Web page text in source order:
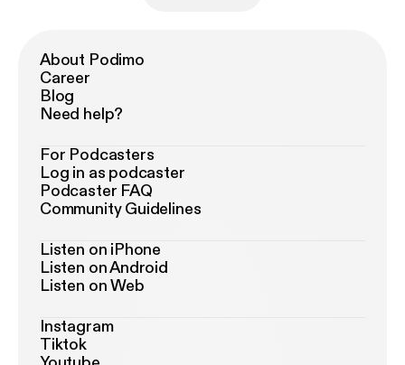
About Podimo
Career
Blog
Need help?
For Podcasters
Log in as podcaster
Podcaster FAQ
Community Guidelines
Listen on iPhone
Listen on Android
Listen on Web
Instagram
Tiktok